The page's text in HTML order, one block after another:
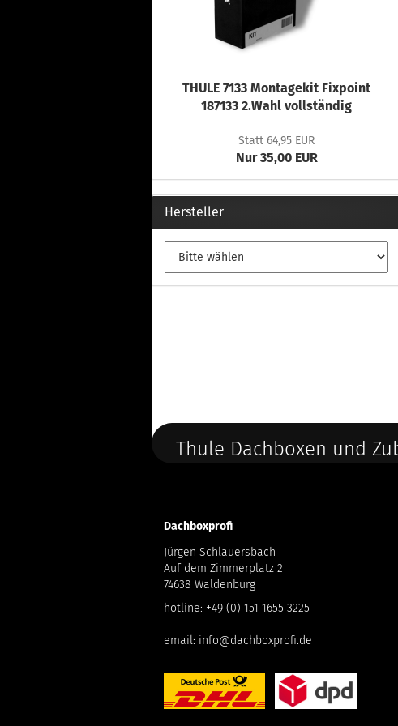
THULE 7133 Montagekit Fixpoint
187133 2.Wahl vollständig
Statt 64,95 EUR
Nur 35,00 EUR
Hersteller
Thule Dachboxen und
Dachboxprofi
Jürgen Schlauersbach
Auf dem Zimmerplatz 2
74638 Waldenburg
hotline: +49 (0) 151 1655 3225
email: info@dachboxprofi.de